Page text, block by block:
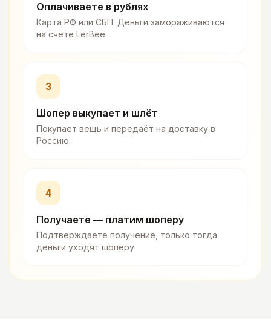
Оплачиваете в рублях
Карта РФ или СБП. Деньги замораживаются
на счёте LerBee.
3
Шопер выкупает и шлёт
Покупает вещь и передаёт на доставку в
Россию.
4
Получаете — платим шоперу
Подтверждаете получение, только тогда
деньги уходят шоперу.